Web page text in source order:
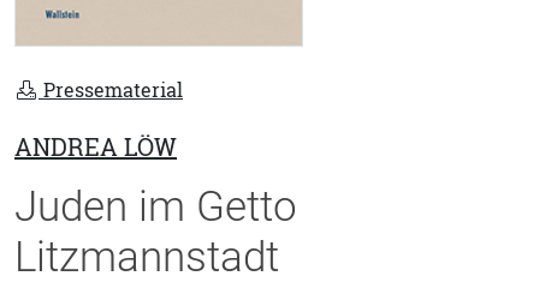
Pressematerial
ANDREA LÖW
Juden im Getto
Litzmannstadt